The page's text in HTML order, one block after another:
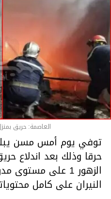
العاصمة: حريق
حرقا وذلك بعد اندلاع
الزهور 1 على
النيران على كامل